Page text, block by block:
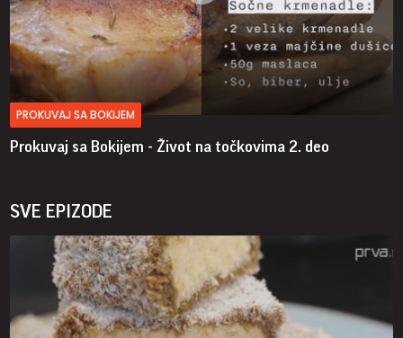
PROKUVAJ SA BOKIJEM
Prokuvaj sa Bokijem - Život na točkovima 2. deo
SVE EPIZODE